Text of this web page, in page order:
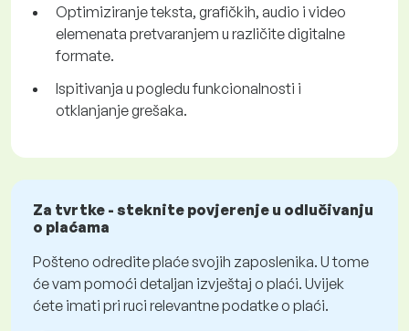
Optimiziranje teksta, grafičkih, audio i video
elemenata pretvaranjem u različite digitalne
formate.
Ispitivanja u pogledu funkcionalnosti i
otklanjanje grešaka.
Za tvrtke - steknite povjerenje u odlučivanju
o plaćama
Pošteno odredite plaće svojih zaposlenika. U tome
će vam pomoći detaljan izvještaj o plaći. Uvijek
ćete imati pri ruci relevantne podatke o plaći.